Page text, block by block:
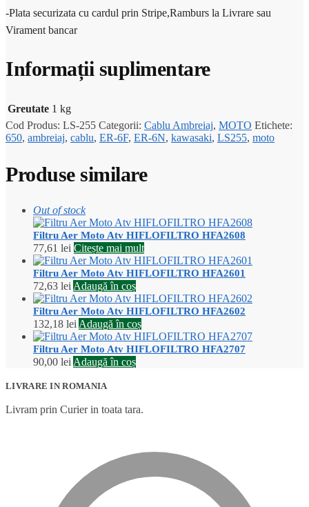
-Plata securizata cu cardul prin Stripe,Ramburs la Livrare sau
Virament bancar
Informații suplimentare
Greutate 1 kg
Cod Produs: LS-255 Categorii: Cablu Ambreiaj, MOTO Etichete:
650, ambreiaj, cablu, ER-6F, ER-6N, kawasaki, LS255, moto
Produse similare
Out of stock
Filtru Aer Moto Atv HIFLOFILTRO HFA2608
77,61 lei Citește mai mult
Filtru Aer Moto Atv HIFLOFILTRO HFA2601
72,63 lei Adaugă în coș
Filtru Aer Moto Atv HIFLOFILTRO HFA2602
132,18 lei Adaugă în coș
Filtru Aer Moto Atv HIFLOFILTRO HFA2707
90,00 lei Adaugă în coș
LIVRARE IN ROMANIA
Livram prin Curier in toata tara.